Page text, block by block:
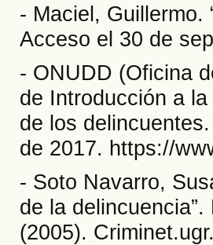
- Maciel, Guillermo.
Acceso el 30 de
- ONUDD (Oficina
de Introducción a
de los
de 2017. https://
- Soto Navarro,
de la
(2005).